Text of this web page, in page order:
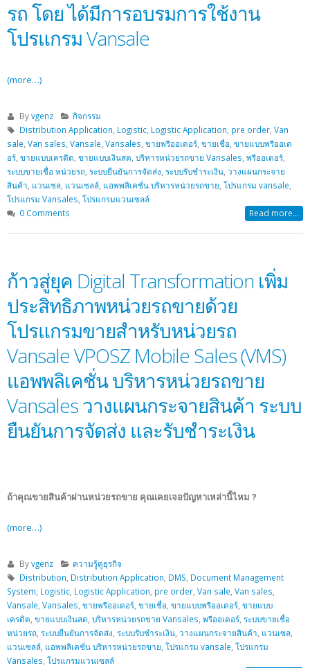
รถ โดย ได้มีการอบรมการใช้งาน
โปรแกรม Vansale
(more…)
Byvgenz
กิจกรรม
Distribution Application, Logistic, Logistic Application, pre order, Van
sale, Van sales, Vansale, Vansales, ขายพรีออเดอร์, ขายเชื่อ, ขายแบบพรีออเด
อร์, ขายแบบเครดิต, ขายแบบเงินสด, บริหารหน่วยรถขาย Vansales, พรีออเดอร์,
ระบบขายเชื่อ หน่วยรถ, ระบบยืนยันการจัดส่ง, ระบบรับชำระเงิน, วางแผนกระจาย
สินค้า, แวนเซล, แวนเซลล์, แอพพลิเคชั่น บริหารหน่วยรถขาย, โปรแกรม vansale,
โปรแกรม Vansales, โปรแกรมแวนเซลล์
0 Comments
Read more...
ก้าวสู่ยุค Digital Transformation เพิ่ม
ประสิทธิภาพหน่วยรถขายด้วย
โปรแกรมขายสำหรับหน่วยรถ
Vansale VPOSZ Mobile Sales (VMS)
แอพพลิเคชั่น บริหารหน่วยรถขาย
Vansales วางแผนกระจายสินค้า ระบบ
ยืนยันการจัดส่ง และรับชำระเงิน
ถ้าคุณขายสินค้าผ่านหน่วยรถขาย คุณเคยเจอปัญหาเหล่านี้ไหม ?
(more…)
Byvgenz
ความรู้คู่ธุรกิจ
Distribution, Distribution Application, DMS, Document Management
System, Logistic, Logistic Application, pre order, Van sale, Van sales,
Vansale, Vansales, ขายพรีออเดอร์, ขายเชื่อ, ขายแบบพรีออเดอร์, ขายแบบ
เครดิต, ขายแบบเงินสด, บริหารหน่วยรถขาย Vansales, พรีออเดอร์, ระบบขายเชื่อ
หน่วยรถ, ระบบยืนยันการจัดส่ง, ระบบรับชำระเงิน, วางแผนกระจายสินค้า, แวนเซล,
แวนเซลล์, แอพพลิเคชั่น บริหารหน่วยรถขาย, โปรแกรม vansale, โปรแกรม
Vansales, โปรแกรมแวนเซลล์